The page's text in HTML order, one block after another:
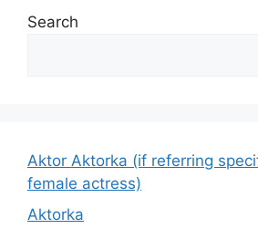
Search
Aktor Aktorka (if referring
female actress)
Aktorka